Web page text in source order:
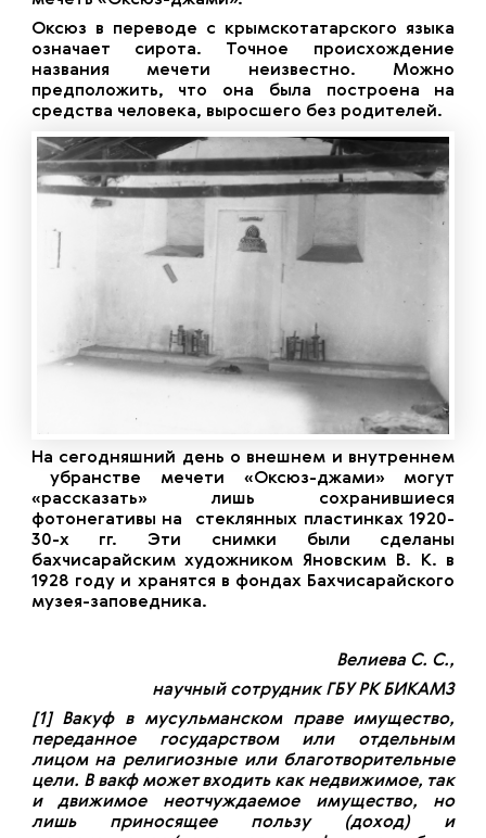
Оксюз в переводе с крымскотатарского языка
означает сирота. Точное происхождение
названия мечети неизвестно. Можно
предположить, что она была построена на
средства человека, выросшего без родителей.
На сегодняшний день о внешнем и внутреннем
убранстве мечети «Оксюз-джами» могут
«рассказать» лишь сохранившиеся
фотонегативы на стеклянных пластинках 1920-
30-х гг. Эти снимки были сделаны
бахчисарайским художником Яновским В. К. в
1928 году и хранятся в фондах Бахчисарайского
музея-заповедника.
Велиева С. С.,
научный сотрудник ГБУ РК БИКАМЗ
[1]Вакуф в мусульманском праве имущество,
переданное государством или отдельным
лицом на религиозные или благотворительные
цели. В вакф может входить как недвижимое, так
и движимое неотчуждаемое имущество, но
лишь приносящее пользу (доход) и